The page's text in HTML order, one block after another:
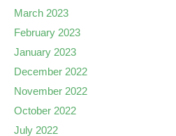
March 2023
February 2023
January 2023
December 2022
November 2022
October 2022
July 2022